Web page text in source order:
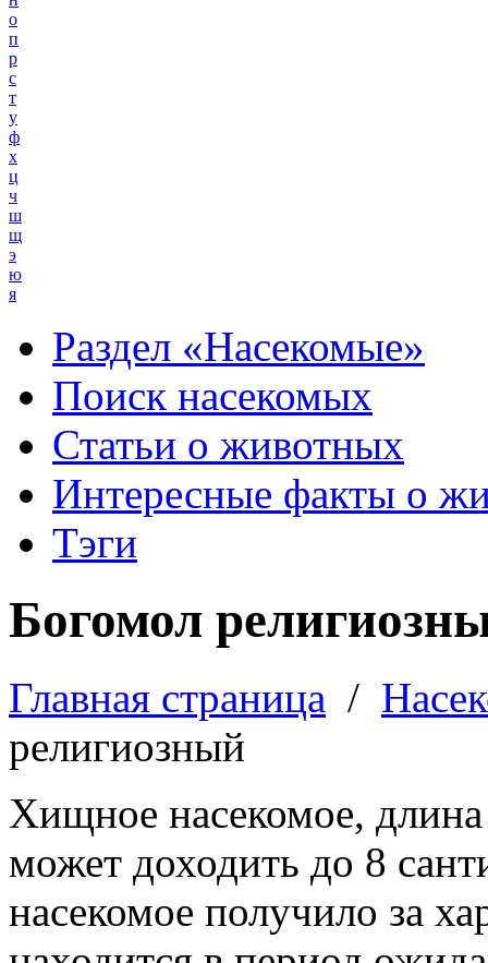
о
п
р
с
т
у
ф
х
ц
ч
ш
щ
э
ю
я
Раздел «Насекомые»
Поиск насекомых
Статьи о животных
Интересные факты о
Тэги
Богомол
Главная страница /
религиозный
Хищное насекомое, длина
может доходить до 8
насекомое получило за